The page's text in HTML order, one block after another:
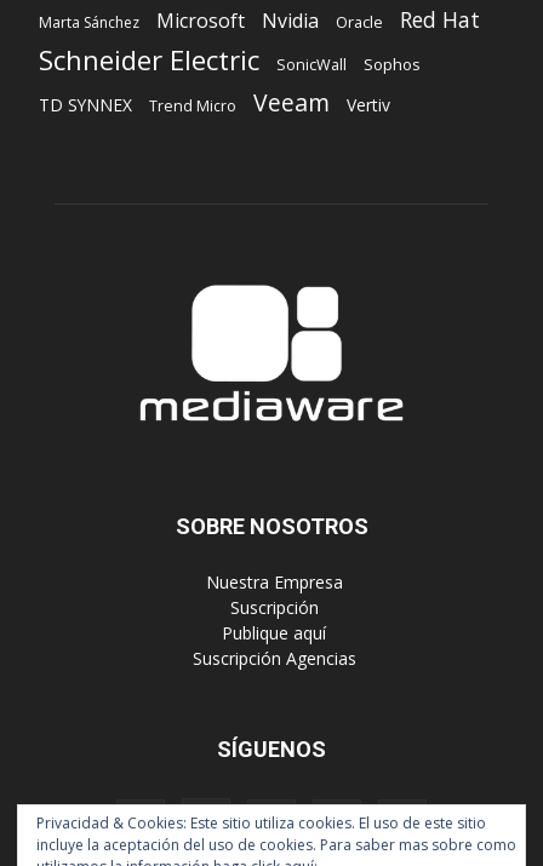
Marta Sánchez Microsoft Nvidia Oracle Red Hat
Schneider Electric SonicWall Sophos
TD SYNNEX Trend Micro Veeam Vertiv
SOBRE NOSOTROS
‎ Nuestra Empresa
‎ Suscripción
‎ Publique aquí
‎ Suscripción Agencias
SÍGUENOS
Privacidad & Cookies: Este sitio utiliza cookies. El uso de este sitio
incluye la aceptación del uso de cookies. Para saber mas sobre como